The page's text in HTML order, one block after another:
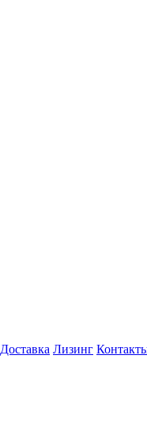
Доставка Лизинг